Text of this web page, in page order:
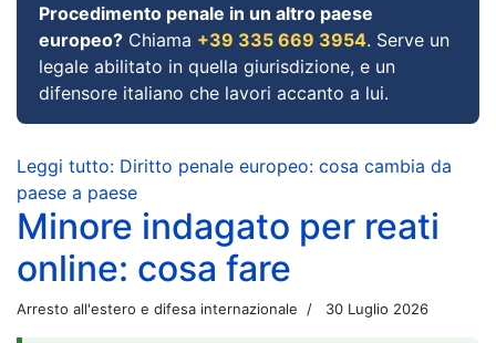
Procedimento penale in un altro paese
europeo? Chiama +39 335 669 3954. Serve un
legale abilitato in quella giurisdizione, e un
difensore italiano che lavori accanto a lui.
Leggi tutto: Diritto penale europeo: cosa cambia da
paese a paese
Minore indagato per reati
online: cosa fare
Arresto all'estero e difesa internazionale 30 Luglio 2026